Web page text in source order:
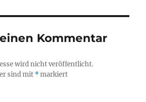
Kommentar
wird nicht veröffentlicht.
sind mit *markiert